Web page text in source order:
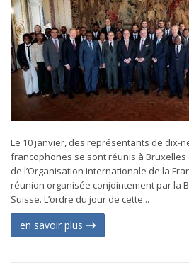
Le 10 janvier, des représentants de dix-
francophones se sont réunis à Bruxelles
de l’Organisation internationale de la
réunion organisée conjointement par la
Suisse. L’ordre du jour de cette...
en savoir plus